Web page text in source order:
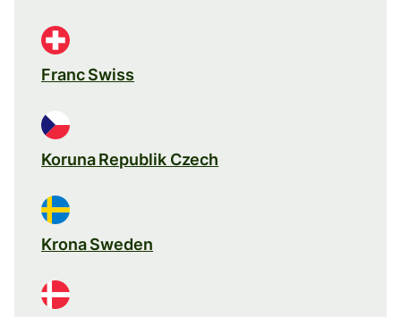
Franc Swiss
Koruna Republik Czech
Krona Sweden